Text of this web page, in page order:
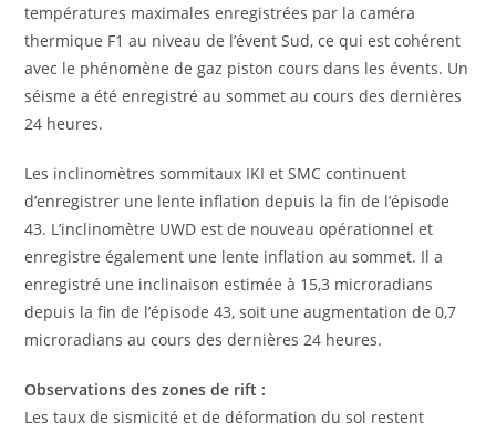
températures maximales enregistrées par la caméra
thermique F1 au niveau de l’évent Sud, ce qui est cohérent
avec le phénomène de gaz piston cours dans les évents. Un
séisme a été enregistré au sommet au cours des dernières
24 heures.
Les inclinomètres sommitaux IKI et SMC continuent
d’enregistrer une lente inflation depuis la fin de l’épisode
43. L’inclinomètre UWD est de nouveau opérationnel et
enregistre également une lente inflation au sommet. Il a
enregistré une inclinaison estimée à 15,3 microradians
depuis la fin de l’épisode 43, soit une augmentation de 0,7
microradians au cours des dernières 24 heures.
Observations des zones de rift :
Les taux de sismicité et de déformation du sol restent